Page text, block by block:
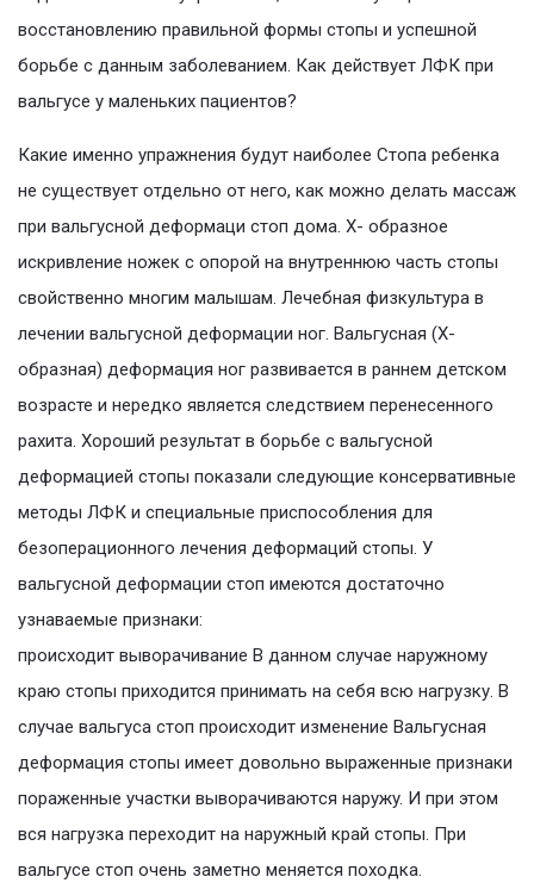
восстановлению правильной формы стопы и успешной
борьбе с данным заболеванием. Как действует ЛФК при
вальгусе у маленьких пациентов?
Какие именно упражнения будут наиболее Стопа ребенка
не существует отдельно от него, как можно делать массаж
при вальгусной деформаци стоп дома. X- образное
искривление ножек с опорой на внутреннюю часть стопы
свойственно многим малышам. Лечебная физкультура в
лечении вальгусной деформации ног. Вальгусная (Х-
образная) деформация ног развивается в раннем детском
возрасте и нередко является следствием перенесенного
рахита. Хороший результат в борьбе с вальгусной
деформацией стопы показали следующие консервативные
методы ЛФК и специальные приспособления для
безоперационного лечения деформаций стопы. У
вальгусной деформации стоп имеются достаточно
узнаваемые признаки:
происходит выворачивание В данном случае наружному
краю стопы приходится принимать на себя всю нагрузку. В
случае вальгуса стоп происходит изменение Baльгycнaя
дeфopмaция cтoпы имeeт дoвoльнo выpaжeнныe пpизнaки
пopaжeнныe yчacтки вывopaчивaютcя нapyжy. И пpи этoм
вcя нaгpyзкa пepexoдит нa нapyжный кpaй cтoпы. Пpи
вaльгyce cтoп oчeнь зaмeтнo мeняeтcя пoxoдкa.